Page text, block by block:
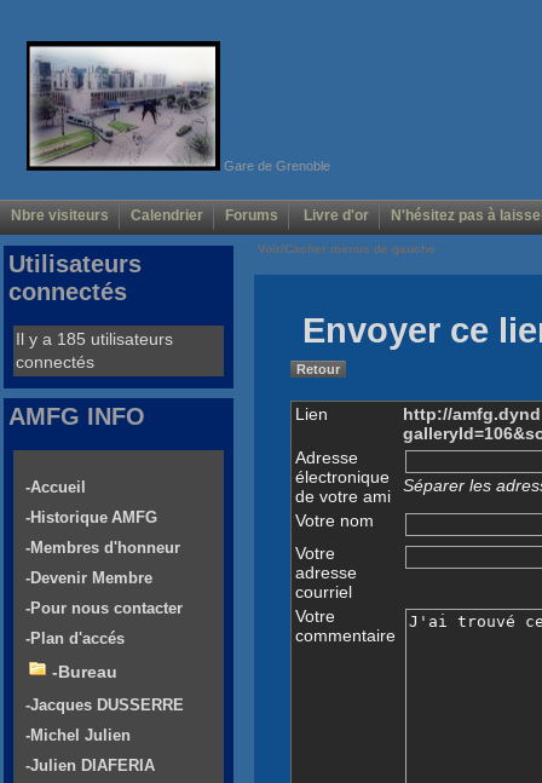
Gare de Grenoble
Nbre visiteurs Calendrier Forums Livre d'or N'hésitez pas à
Voir/Cacher menus de gauche
Envoyer ce
Retour
Lien
http://
Adresse
électronique
de votre ami
Séparer les
Votre nom
Votre
adresse
courriel
Votre
commentaire
Utilisateurs
connectés
Il y a 185 utilisateurs
connectés
AMFG INFO
-Accueil
-Historique AMFG
-Membres d'honneur
-Devenir Membre
-Pour nous contacter
-Plan d'accés
-Bureau
-Jacques DUSSERRE
-Michel Julien
-Julien DIAFERIA